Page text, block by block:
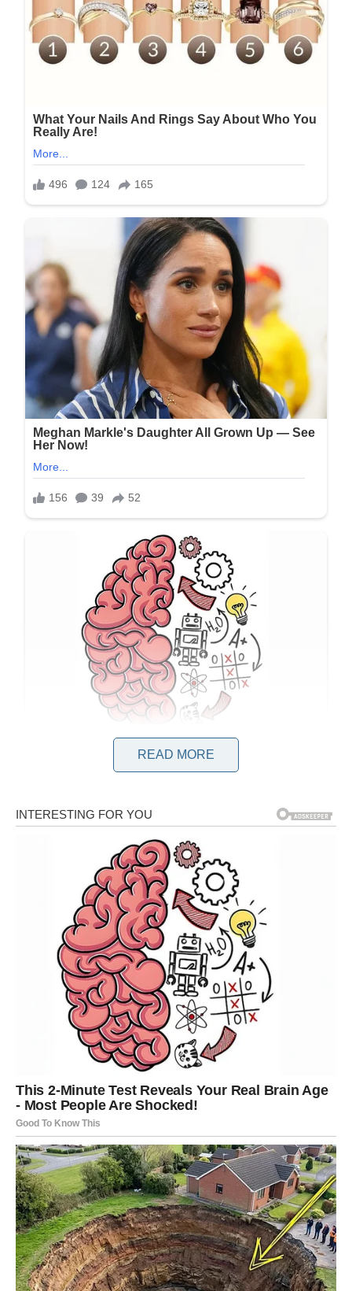
Prema riječima Jeleninih simpatizera, primjetna je razlika u
tjelesnoj građi pjevačice, posebno u struku, nogama, pa čak i
izgledu lica, što govori da je uspješno skinula koji kilogram.
Brojni su komentari koji su izražavali divljenje, ističući njezinu
ljepotu i vitku liniju. Neki su čak koristili izraze poput “Wow,
kakva žena.” Drugi su je hvalili zbog očuvanja posebne
tjelesne građe, uspoređujući je s mačkom i ribom. Spomenuto
je i da su u tijeku pripreme za novi album, što govori o
predanosti i trudu koji se ulaže u usavršavanje.
Važno je napomenuti da se Jelena Karleuša striktno pridržava
dijete koja se sastoji isključivo od voća i povrća. Pjevačica
ističe visok unos tekućine i ističe apstinenciju od konzumacije
bilo kojeg oblika slatkiša. Poznato je da je vegeterijanac i vrlo
često dijeli objave na tu temu. “Rijetko obolijevam, a svoje
dobro zdravlje pripisujem vegetarijanskoj prehrani.
Konzumiram znatnu količinu voća i povrća. Možda me čudi, ali
nikada nisam pio kavu. Umjesto toga, odlučujem se za tri litre
vode dnevno i suzdržati se od uživanja u slatkim
poslasticama. Sve te navike doprinose održavanju moje vitke
READ MORE